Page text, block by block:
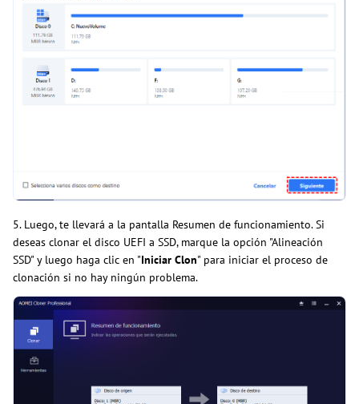
5. Luego, te llevará a la pantalla Resumen de funcionamiento. Si
deseas clonar el disco UEFI a SSD, marque la opción "Alineación
SSD" y luego haga clic en "Iniciar Clon" para iniciar el proceso de
clonación si no hay ningún problema.